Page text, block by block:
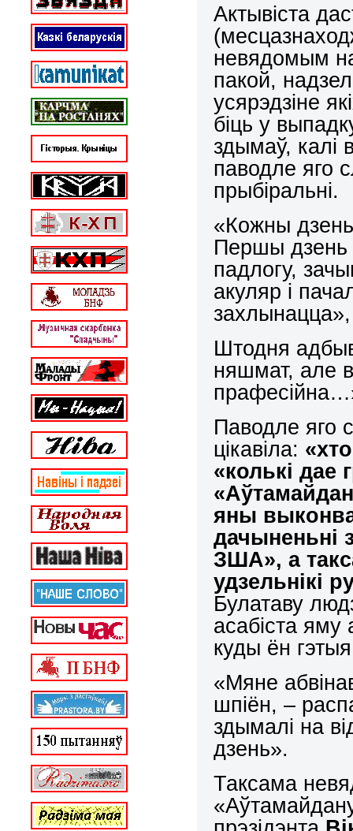
Актывіста
невядомым
пакой,
усярэдзіне
біць у
здымаў, калі
паводле яго
прыбіральні.
«Кожны дзень
Першы дзень
падлогу,
акуляр і
Штодня
няшмат, але
Паводле яго
цікавіла:
«колькі дае
яны
дачыненьні
ЗША», а
удзельнікі
Булатаву
асабіста
куды ён
«Мяне
шпіён, –
здымалі на
дзень».
Таксама